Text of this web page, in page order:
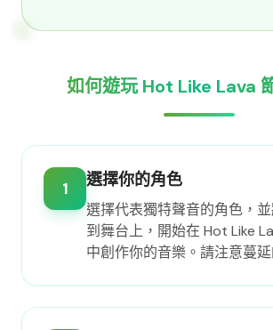
如何遊玩 Hot Like Lava
1 選擇你的角色
選擇代表獨特聲音的角色，
到舞台上，開始在 Hot Like
中創作你的音樂。請注意蔓延